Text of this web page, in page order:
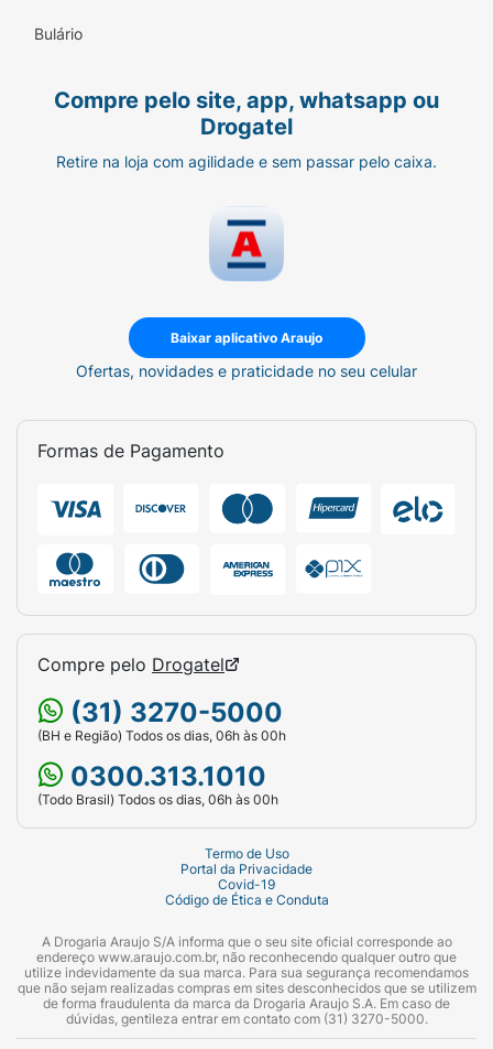
Bulário
Compre pelo site, app, whatsapp ou
Drogatel
Retire na loja com agilidade e sem passar pelo caixa.
Baixar aplicativo Araujo
Ofertas, novidades e praticidade no seu celular
Formas de Pagamento
Compre pelo Drogatel
(31) 3270-5000
(BH e Região) Todos os dias, 06h às 00h
0300.313.1010
(Todo Brasil) Todos os dias, 06h às 00h
Termo de Uso
Portal da Privacidade
Covid-19
Código de Ética e Conduta
A Drogaria Araujo S/A informa que o seu site oficial corresponde ao
endereço www.araujo.com.br, não reconhecendo qualquer outro que
utilize indevidamente da sua marca. Para sua segurança recomendamos
que não sejam realizadas compras em sites desconhecidos que se utilizem
de forma fraudulenta da marca da Drogaria Araujo S.A. Em caso de
dúvidas, gentileza entrar em contato com (31) 3270-5000.